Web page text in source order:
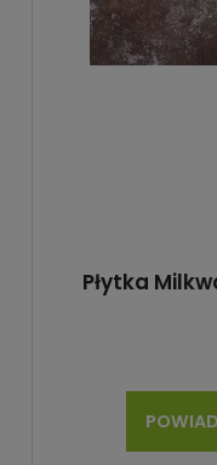
Płytka